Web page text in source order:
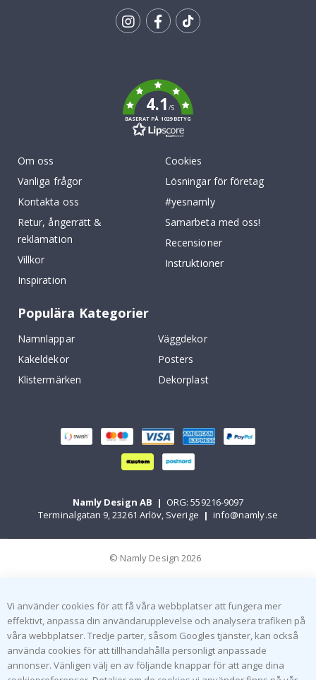
4.1/5
BASERAT PÅ 1029 BETYG
Om oss
Vanliga frågor
Kontakta oss
Retur, ångerrätt &
reklamation
Villkor
Inspiration
Cookies
Lösningar för företag
#yesnamly
Samarbeta med oss!
Recensioner
Instruktioner
Populära Kategorier
Namnlappar
Väggdekor
Kakeldekor
Posters
Klistermärken
Dekorplast
Namly Design AB | ORG: 559216-9097
Terminalgatan 9, 23261 Arlöv, Sverige | info@namly.se
© Namly Design 2026
Vi använder cookies för att få våra webbplatser att fungera mer
effektivt, anpassa din användarupplevelse och analysera trafiken på
våra webbplatser. Tredje parter, såsom Googles tjänster, kan också
använda cookies för att tillhandahålla personligt anpassade
annonser. Vänligen välj en av följande knappar för att ange dina